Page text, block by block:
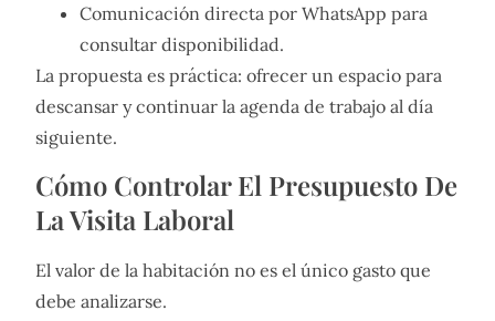
Comunicación directa por WhatsApp para
consultar disponibilidad.
La propuesta es práctica: ofrecer un espacio para
descansar y continuar la agenda de trabajo al día
siguiente.
Cómo Controlar El Presupuesto De
La Visita Laboral
El valor de la habitación no es el único gasto que
debe analizarse.